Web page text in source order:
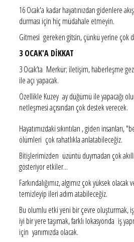
16 Ocak'a kadar hayatınızdan gidenlere
durması için hiç müdahale etmeyin.
Gitmesi gereken gitsin, çünkü yerine çok
3 OCAK'A DİKKAT
3 Ocak’ta Merkür; iletişim, haberleşme
ile açı yapacak.
Özellikle Kuzey ay düğümü ile yapacağı
netleşmesi açısından çok destek verecek.
Hayatımızdaki sıkıntıları , giden insanları,
ölümleri çok rahatlıkla anlatabileceğiz.
Bitişlerimizden üzüntü duymadan çok
gösteriyor etkiler...
Farkındalığımız, algımız çok yüksek
temizleyip ileri adım atabileceğiz.
Bu olumlu etki yeni bir çevre oluşturmak,
iyi bir yere taşımak, farklı lokasyonda iş
için yanımızda olacak.